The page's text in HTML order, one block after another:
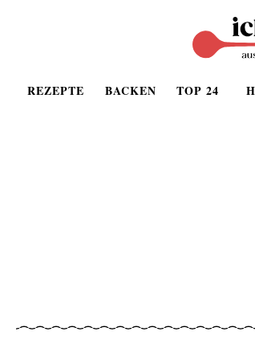
REZEPTE BACKEN TOP 24